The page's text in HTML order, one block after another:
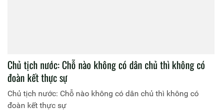
Chủ tịch nước: Chỗ nào không có dân chủ thì không có
đoàn kết thực sự
Chủ tịch nước: Chỗ nào không có dân chủ thì không có
đoàn kết thực sự